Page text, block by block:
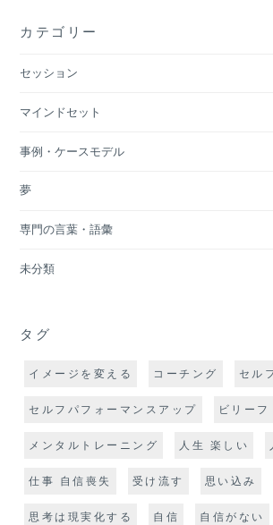
カテゴリー
セッション
マインドセット
事例・ケースモデル
夢
専門の言葉・語彙
未分類
タグ
イメージを変える コーチング セル
セルフパフォーマンスアップ ビリーフ
メンタルトレーニング 人生 楽しい
仕事 自信喪失 受け流す 思い込み
思考は現実化する 自信 自信がない